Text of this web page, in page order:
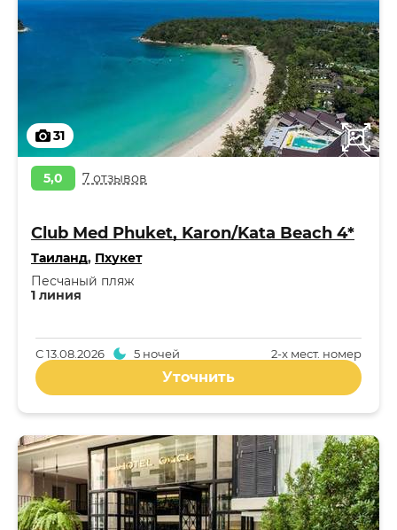
31
5,0 7 отзывов
Club Med Phuket, Karon/Kata Beach 4*
Таиланд, Пхукет
1 линия
Песчаный пляж
2-x мест. номер
С13.08.2026 5 ночей
Уточнить